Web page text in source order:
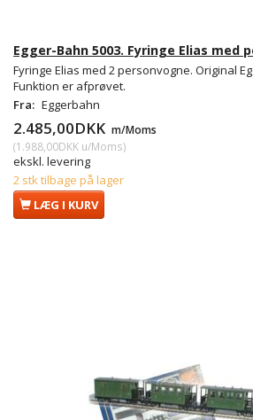
Egger-Bahn 5003. Fyringe Elias med
Fyringe Elias med 2 personvogne. Original
Funktion er afprøvet.
Fra: Eggerbahn
2.485,00DKK m/Moms
(1.988,00DKK u/Moms)
ekskl. levering
2 stk tilbage på lager
LÆG I KURV